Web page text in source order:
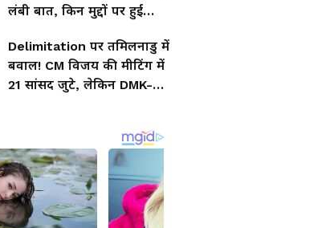
लंबी बात, किन मुद्दों पर हुई
Delimitation पर तमिलनाडु में
बवाल! CM विजय की मीटिंग में
21 सांसद जुटे, लेकिन DMK-